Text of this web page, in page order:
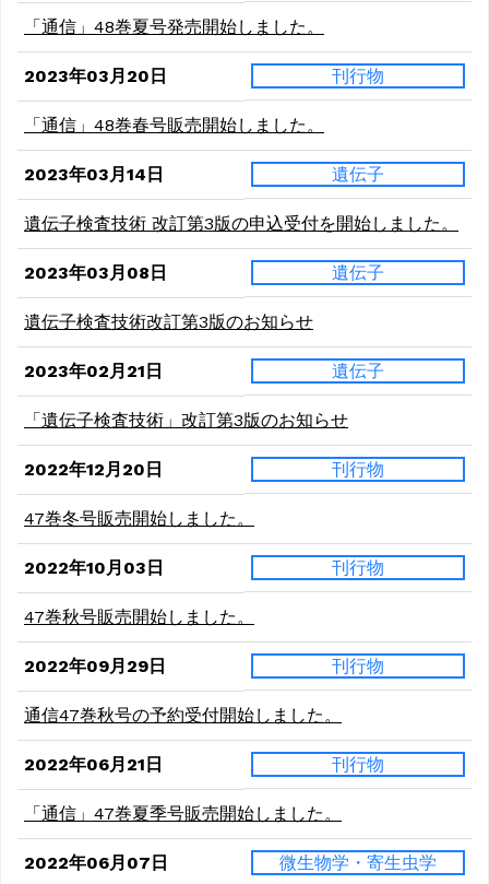
「通信」48巻夏号発売開始しました。
2023年03月20日 刊行物
「通信」48巻春号販売開始しました。
2023年03月14日 遺伝子
遺伝子検査技術 改訂第3版の申込受付を開始しました。
2023年03月08日 遺伝子
遺伝子検査技術改訂第3版のお知らせ
2023年02月21日 遺伝子
「遺伝子検査技術」改訂第3版のお知らせ
2022年12月20日 刊行物
47巻冬号販売開始しました。
2022年10月03日 刊行物
47巻秋号販売開始しました。
2022年09月29日 刊行物
通信47巻秋号の予約受付開始しました。
2022年06月21日 刊行物
「通信」47巻夏季号販売開始しました。
2022年06月07日 微生物学・寄生虫学